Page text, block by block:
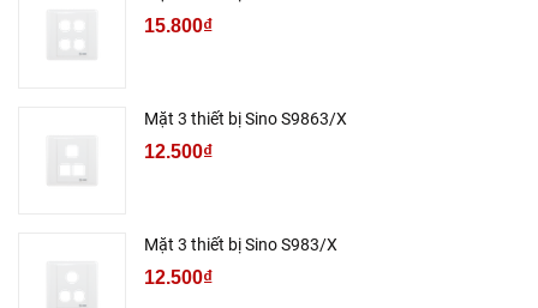
15.800₫
Mặt 3 thiết bị Sino S9863/X
12.500₫
Mặt 3 thiết bị Sino S983/X
12.500₫